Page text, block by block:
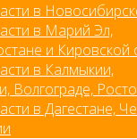
в
в Марий Эл,
и Кировской
в Калмыкии,
Волгограде,
в Дагестане,